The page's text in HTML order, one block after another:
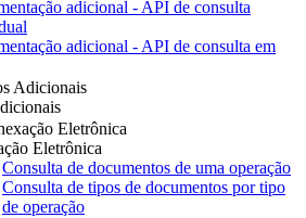
adicional - API de consulta
adicional - API de consulta em
Adicionais
Eletrônica
Eletrônica
Consulta de documentos de uma operação
Consulta de tipos de documentos por tipo
de operação